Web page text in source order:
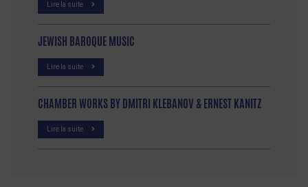
Lire la suite
JEWISH BAROQUE MUSIC
Lire la suite
CHAMBER WORKS BY DMITRI KLEBANOV & ERNEST KANITZ
Lire la suite